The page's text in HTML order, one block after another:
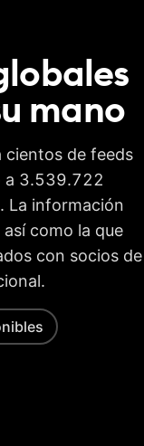
mano
cientos de feeds
a 3.539.722
La información
como la que
con socios de